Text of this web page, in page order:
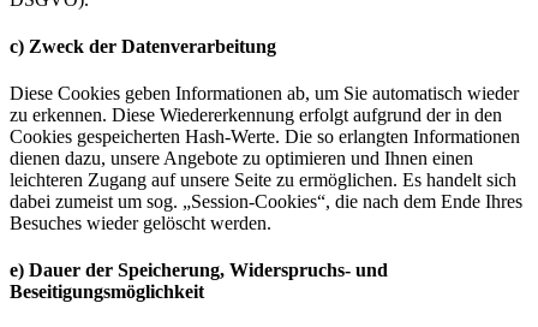
c) Zweck der Datenverarbeitung
Diese Cookies geben Informationen ab, um Sie automatisch wieder
zu erkennen. Diese Wiedererkennung erfolgt aufgrund der in den
Cookies gespeicherten Hash-Werte. Die so erlangten Informationen
dienen dazu, unsere Angebote zu optimieren und Ihnen einen
leichteren Zugang auf unsere Seite zu ermöglichen. Es handelt sich
dabei zumeist um sog. „Session-Cookies“, die nach dem Ende Ihres
Besuches wieder gelöscht werden.
e) Dauer der Speicherung, Widerspruchs- und
Beseitigungsmöglichkeit